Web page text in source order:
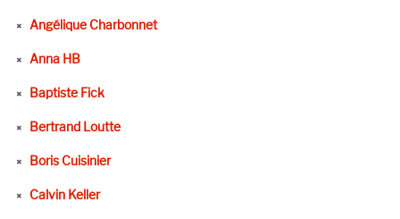
Angélique Charbonnet
Anna HB
Baptiste Fick
Bertrand Loutte
Boris Cuisinier
Calvin Keller